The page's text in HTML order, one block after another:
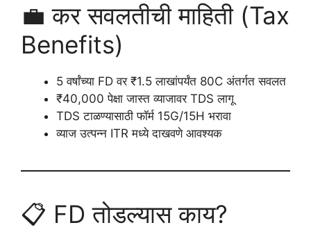
💼 कर सवलतीची माहिती (Tax
Benefits)
5 वर्षांच्या FD वर ₹1.5 लाखांपर्यंत 80C अंतर्गत सवलत
₹40,000 पेक्षा जास्त व्याजावर TDS लागू
TDS टाळण्यासाठी फॉर्म 15G/15H भरावा
व्याज उत्पन्न ITR मध्ये दाखवणे आवश्यक
📋 FD तोडल्यास काय?